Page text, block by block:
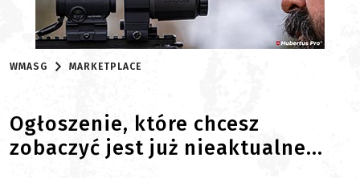
WMASG MARKETPLACE
Ogłoszenie, które chcesz
zobaczyć jest już nieaktualne...